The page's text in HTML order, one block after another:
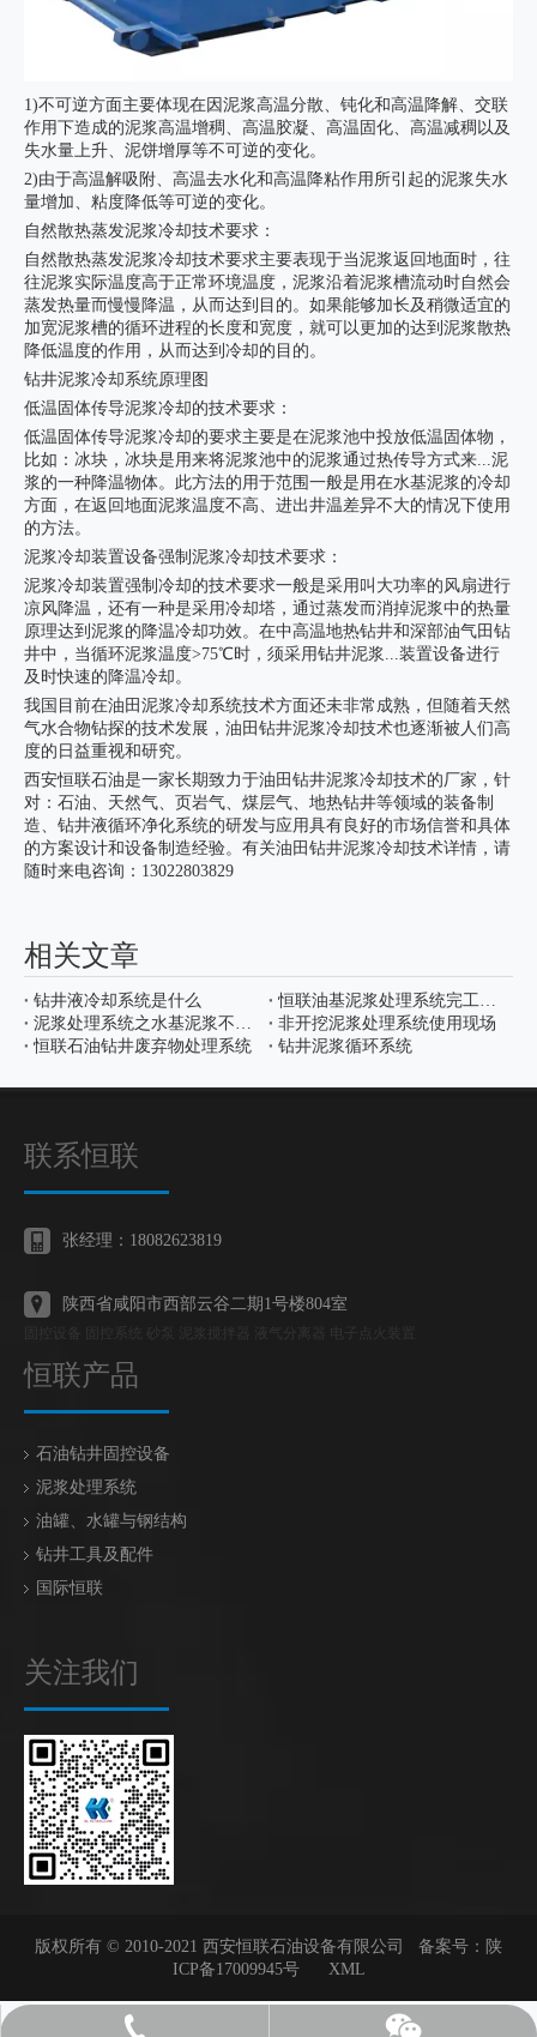
1)不可逆方面主要体现在因泥浆高温分散、钝化和高温降解、交联
作用下造成的泥浆高温增稠、高温胶凝、高温固化、高温减稠以及
失水量上升、泥饼增厚等不可逆的变化。
2)由于高温解吸附、高温去水化和高温降粘作用所引起的泥浆失水
量增加、粘度降低等可逆的变化。
自然散热蒸发泥浆冷却技术要求：
自然散热蒸发泥浆冷却技术要求主要表现于当泥浆返回地面时，往
往泥浆实际温度高于正常环境温度，泥浆沿着泥浆槽流动时自然会
蒸发热量而慢慢降温，从而达到目的。如果能够加长及稍微适宜的
加宽泥浆槽的循环进程的长度和宽度，就可以更加的达到泥浆散热
降低温度的作用，从而达到冷却的目的。
钻井泥浆冷却系统原理图
低温固体传导泥浆冷却的技术要求：
低温固体传导泥浆冷却的要求主要是在泥浆池中投放低温固体物，
比如：冰块，冰块是用来将泥浆池中的泥浆通过热传导方式来...泥
浆的一种降温物体。此方法的用于范围一般是用在水基泥浆的冷却
方面，在返回地面泥浆温度不高、进出井温差异不大的情况下使用
的方法。
泥浆冷却装置设备强制泥浆冷却技术要求：
泥浆冷却装置强制冷却的技术要求一般是采用叫大功率的风扇进行
凉风降温，还有一种是采用冷却塔，通过蒸发而消掉泥浆中的热量
原理达到泥浆的降温冷却功效。在中高温地热钻井和深部油气田钻
井中，当循环泥浆温度>75℃时，须采用钻井泥浆...装置设备进行
及时快速的降温冷却。
我国目前在油田泥浆冷却系统技术方面还未非常成熟，但随着天然
气水合物钻探的技术发展，油田钻井泥浆冷却技术也逐渐被人们高
度的日益重视和研究。
西安恒联石油是一家长期致力于油田钻井泥浆冷却技术的厂家，针
对：石油、天然气、页岩气、煤层气、地热钻井等领域的装备制
造、钻井液循环净化系统的研发与应用具有良好的市场信誉和具体
的方案设计和设备制造经验。有关油田钻井泥浆冷却技术详情，请
随时来电咨询：13022803829
相关文章
钻井液冷却系统是什么
恒联油基泥浆处理系统完工发货
泥浆处理系统之水基泥浆不落地
非开挖泥浆处理系统使用现场
恒联石油钻井废弃物处理系统
钻井泥浆循环系统
联系恒联
张经理：18082623819
陕西省咸阳市西部云谷二期1号楼804室
恒联产品
石油钻井固控设备
泥浆处理系统
油罐、水罐与钢结构
钻井工具及配件
国际恒联
关注我们
版权所有 © 2010-2021 西安恒联石油设备有限公司 备案号： 陕
ICP备17009945号
XML